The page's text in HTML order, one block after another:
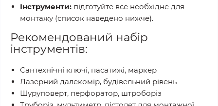
Інструменти: підготуйте все необхідне для
монтажу (список наведено нижче).
Рекомендований набір
інструментів:
Сантехнічні ключі, пасатижі, маркер
Лазерний далекомір, будівельний рівень
Шуруповерт, перфоратор, штроборіз